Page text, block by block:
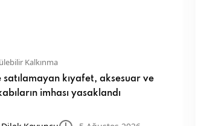
Kalkınma
satılamayan kıyafet, aksesuar ve
imhası yasaklandı